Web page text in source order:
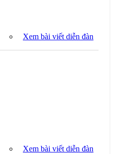
Xem bài viết diễn đàn
Xem bài viết diễn đàn